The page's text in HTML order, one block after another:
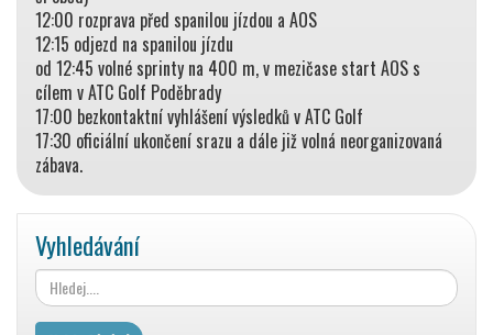
12:00 rozprava před spanilou jízdou a AOS
12:15 odjezd na spanilou jízdu
od 12:45 volné sprinty na 400 m, v mezičase start AOS s
cílem v ATC Golf Poděbrady
17:00 bezkontaktní vyhlášení výsledků v ATC Golf
17:30 oficiální ukončení srazu a dále již volná neorganizovaná
zábava.
Vyhledávání